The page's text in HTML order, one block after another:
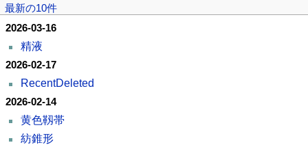
最新の10件
2026-03-16
精液
2026-02-17
RecentDeleted
2026-02-14
黄色靱帯
紡錐形